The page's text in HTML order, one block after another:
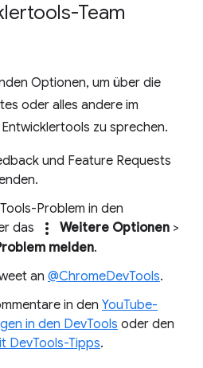
Team
Optionen, um über die
oder alles andere im
zu sprechen.
und Feature Requests
Problem in den
das
more_vert Weitere Optionen >
melden.
an @ChromeDevTools.
in den YouTube-
in den DevTools oder den
DevTools-Tipps.